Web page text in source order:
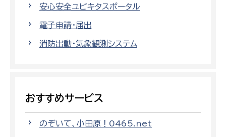
安心安全ユビキタスポータル
電子申請・届出
消防出動・気象観測システム
おすすめサービス
のぞいて、小田原！0465.net